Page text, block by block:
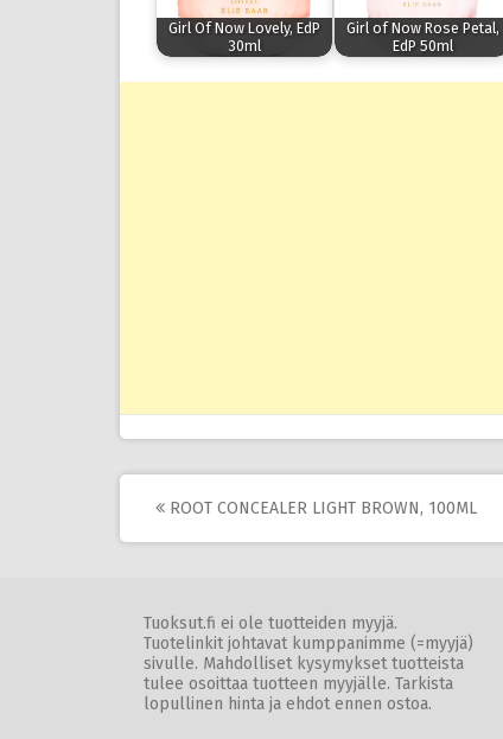
Girl Of Now Lovely, EdP
30ml
Girl of Now Rose Petal,
EdP 50ml
Post
navigation
ROOT CONCEALER LIGHT BROWN, 100ML
Tuoksut.fi ei ole tuotteiden myyjä.
Tuotelinkit johtavat kumppanimme (=myyjä)
sivulle. Mahdolliset kysymykset tuotteista
tulee osoittaa tuotteen myyjälle. Tarkista
lopullinen hinta ja ehdot ennen ostoa.